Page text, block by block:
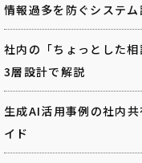
情報過多を防ぐシステ
社内の「ちょっとした
3層設計で解説
生成AI活用事例の社内
イド